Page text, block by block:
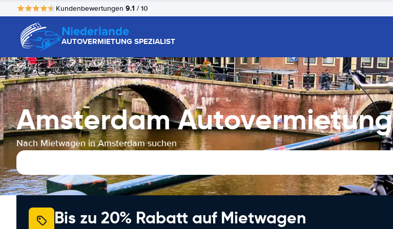
Kundenbewertungen 9.1 / 10
Niederlande
AUTOVERMIETUNG SPEZIALIST
Amsterdam Autovermietung
Nach Mietwagen in Amsterdam suchen
Bis zu 20% Rabatt auf Mietwagen